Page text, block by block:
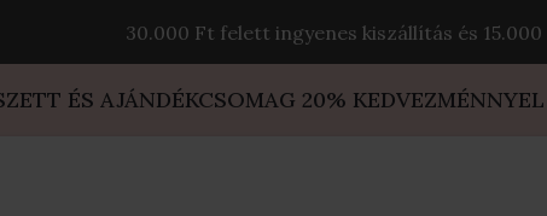
30.000 Ft felett ingyenes kiszállítás és
ÉS AJÁNDÉKCSOMAG 20% KEDVEZMÉNNYEL